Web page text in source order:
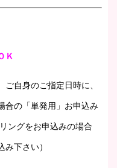
Ｋ
自身のご指定日時に、
合の「単発用」お申込み
ングをお申込みの場合
下さい）